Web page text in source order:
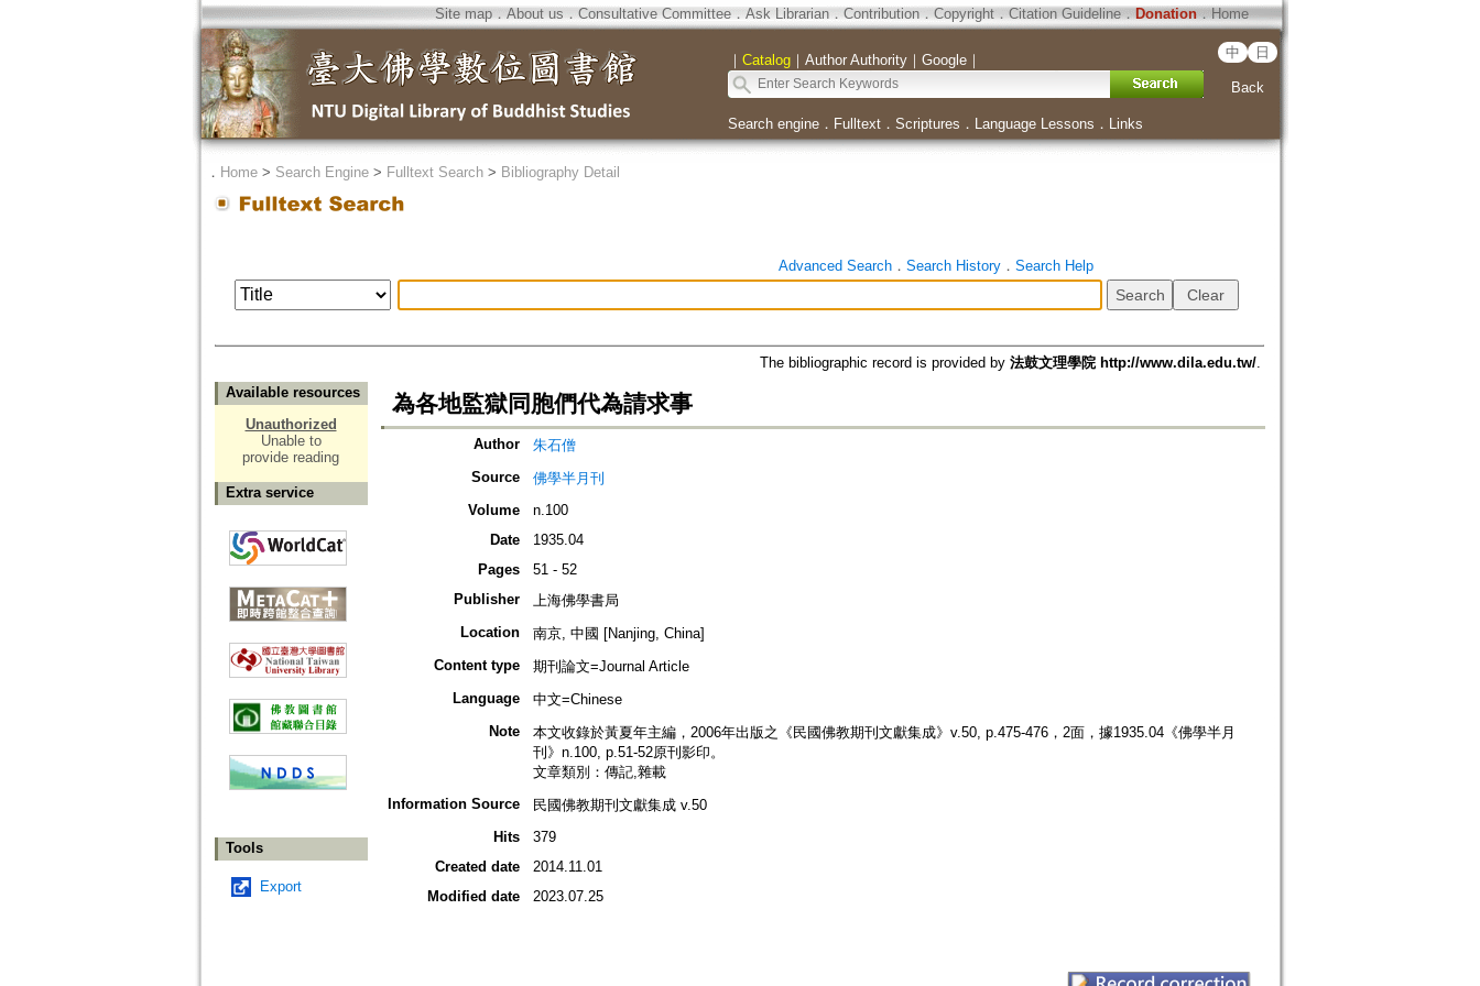
Site map．About us ． Consultative Committee． Ask Librarian． Contribution．Copyright．Citation Guideline． Donation．Home
｜ Catalog｜ Author Authority｜ Google｜ 中 日
Back
Search engine． Fulltext． Scriptures ． Language Lessons ． Links
． Home> Search Engine> Fulltext Search> Bibliography Detail
Advanced Search． Search History． Search Help
The bibliographic record is provided by 法鼓文理學院 http://www.dila.edu.tw/.
Available resources
Unauthorized
Unable to
provide reading
Extra service
Tools
Export
為各地監獄同胞們代為請求事
Author
朱石僧
Source
佛學半月刊
Volume
n.100
Date
1935.04
Pages
51 - 52
Publisher
上海佛學書局
Location
南京, 中國 [Nanjing, China]
Content type
期刊論文=Journal Article
Language
中文=Chinese
Note
本文收錄於黃夏年主編，2006年出版之《民國佛教期刊文獻集成》v.50, p.475-476，2面，據1935.04《佛學半月
刊》n.100, p.51-52原刊影印。
文章類別：傳記,雜載
Information Source
民國佛教期刊文獻集成 v.50
Hits
379
Created date
2014.11.01
Modified date
2023.07.25